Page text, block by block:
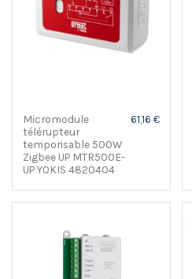
Micromodule
télérupteur
temporisable 500W
Zigbee UP MTR500E-
UP YOKIS 4820404
61,16 €